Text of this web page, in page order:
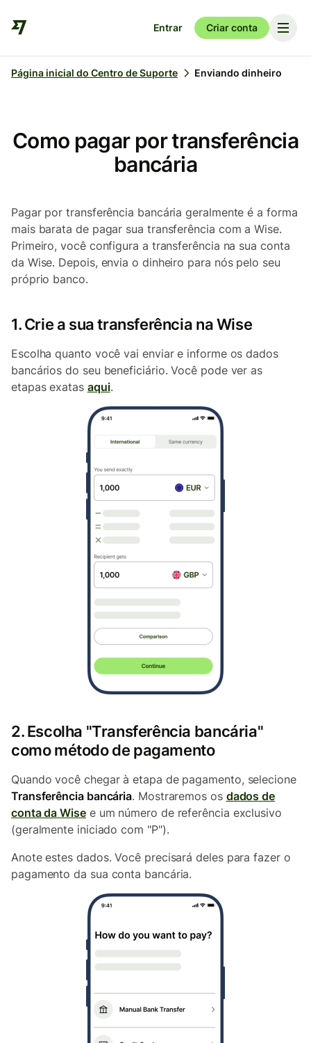
Entrar Criar conta
Página inicial do Centro de Suporte Enviando dinheiro
Como pagar por transferência
bancária
Pagar por transferência bancária geralmente é a forma
mais barata de pagar sua transferência com a Wise.
Primeiro, você configura a transferência na sua conta
da Wise. Depois, envia o dinheiro para nós pelo seu
próprio banco.
1. Crie a sua transferência na Wise
Escolha quanto você vai enviar e informe os dados
bancários do seu beneficiário. Você pode ver as
etapas exatas aqui.
2. Escolha "Transferência bancária"
como método de pagamento
Quando você chegar à etapa de pagamento, selecione
Transferência bancária. Mostraremos os dados de
conta da Wisee um número de referência exclusivo
(geralmente iniciado com "P").
Anote estes dados. Você precisará deles para fazer o
pagamento da sua conta bancária.